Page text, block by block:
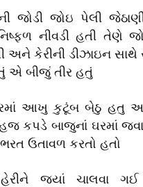
જોડી જોઇ પેલી
નિષ્ફળ નીવડી હતી તેણે
અને કેરીની ડીઝાઇન સાથે
એ બીજું તીર હતું
આખુ કુટૂંબ બેઠુ હતુ
કપડે બાજુનાં ઘરમાં
ઉતાવળ કરતો હતો
જ્યાં ચાલવા ગઈ